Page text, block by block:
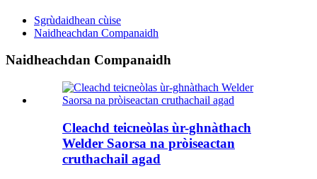
Sgrùdaidhean cùise
Naidheachdan Companaidh
Naidheachdan Companaidh
Cleachd teicneòlas ùr-ghnàthach
Welder Saorsa na pròiseactan
cruthachail agad